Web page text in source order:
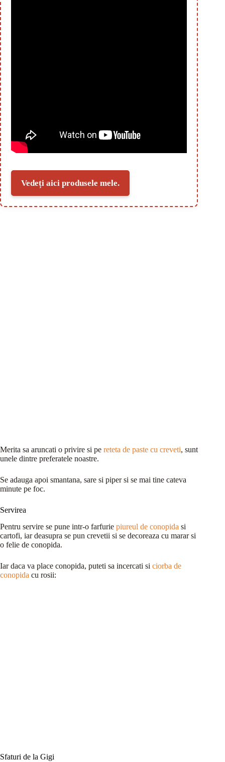
Vedeți aici produsele mele.
Merita sa aruncati o privire si pe reteta de paste cu creveti, sunt
unele dintre preferatele noastre.
Se adauga apoi smantana, sare si piper si se mai tine cateva
minute pe foc.
Servirea
Pentru servire se pune intr-o farfurie piureul de conopida si
cartofi, iar deasupra se pun crevetii si se decoreaza cu marar si
o felie de conopida.
Iar daca va place conopida, puteti sa incercati si ciorba de
conopida cu rosii:
Sfaturi de la Gigi